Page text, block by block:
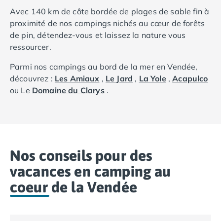
Avec 140 km de côte bordée de plages de sable fin à
proximité de nos campings nichés au cœur de forêts
de pin, détendez-vous et laissez la nature vous
ressourcer.
Parmi nos campings au bord de la mer en Vendée,
découvrez : Les Amiaux , Le Jard , La Yole,Acapulco
ou Le Domaine du Clarys.
Les amoureux de cerfs-volants se retrouveront quant
à eux du côté de Saint Hilaire de Riez à la plage de la
Parée Préneau.
Amateurs de sites époustouflants ? La plage Le
Nos conseils pour des
vacances en camping au
coeur de la Vendée